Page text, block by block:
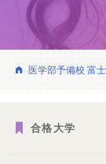
医学部予備校 富
合格大学